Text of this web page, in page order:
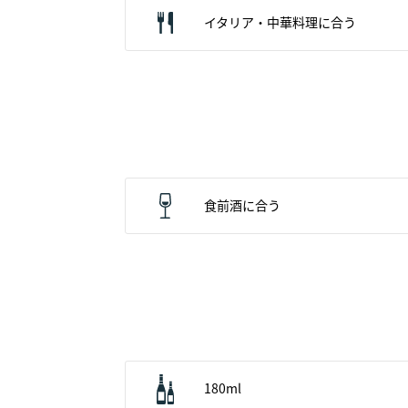
イタリア・中華料理に合う
食前酒に合う
180ml